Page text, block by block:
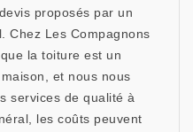
proposés par un
Chez Les Compagnons
la toiture est un
et nous nous
services de qualité à
les coûts peuvent